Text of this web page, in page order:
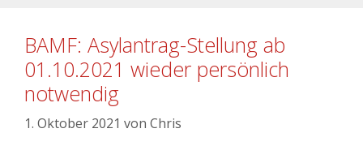
BAMF: Asylantrag-Stellung ab
01.10.2021 wieder persönlich
notwendig
1. Oktober 2021 von Chris